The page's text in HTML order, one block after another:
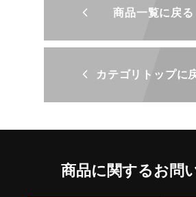
商品一覧に戻る
カテゴリトップに
商品に関するお問